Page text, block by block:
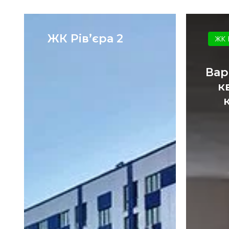
Рів’єра
2
ЖК Рів’єра 2 ЖК